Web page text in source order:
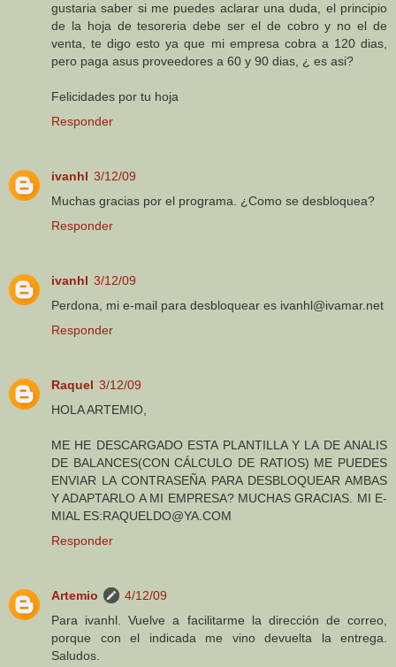
gustaria saber si me puedes aclarar una duda, el principio
de la hoja de tesoreria debe ser el de cobro y no el de
venta, te digo esto ya que mi empresa cobra a 120 dias,
pero paga asus proveedores a 60 y 90 dias, ¿ es asi?
Felicidades por tu hoja
Responder
ivanhl 3/12/09
Muchas gracias por el programa. ¿Como se desbloquea?
Responder
ivanhl 3/12/09
Perdona, mi e-mail para desbloquear es ivanhl@ivamar.net
Responder
Raquel 3/12/09
HOLA ARTEMIO,
ME HE DESCARGADO ESTA PLANTILLA Y LA DE ANALIS
DE BALANCES(CON CÁLCULO DE RATIOS) ME PUEDES
ENVIAR LA CONTRASEÑA PARA DESBLOQUEAR AMBAS
Y ADAPTARLO A MI EMPRESA? MUCHAS GRACIAS. MI E-
MIAL ES:RAQUELDO@YA.COM
Responder
Artemio
4/12/09
Para ivanhl. Vuelve a facilitarme la dirección de correo,
porque con el indicada me vino devuelta la entrega.
Saludos.